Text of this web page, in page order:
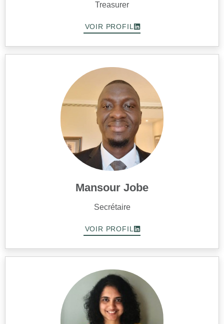
Treasurer
VOIR PROFIL
Mansour Jobe
Secrétaire
VOIR PROFIL